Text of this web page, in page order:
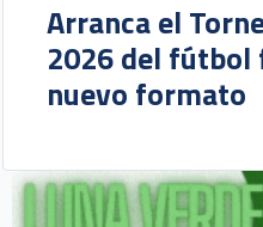
Arranca el
2026 del fútbol
nuevo formato